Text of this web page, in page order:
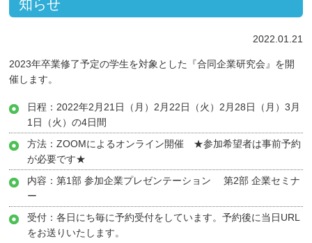
知らせ
2022.01.21
2023年卒業修了予定の学生を対象とした『合同企業研究会』を開
催します。
日程：2022年2月21日（月）2月22日（火）2月28日（月）3月
1日（火）の4日間
方法：ZOOMによるオンライン開催 ★参加希望者は事前予約
が必要です★
内容：第1部 参加企業プレゼンテーション 第2部 企業セミナ
ー
受付：各日にち毎に予約受付をしています。予約後に当日URL
をお送りいたします。